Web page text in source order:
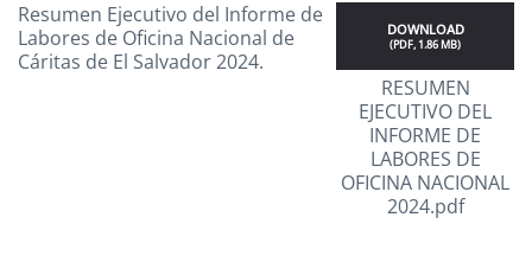
DOWNLOAD
(PDF, 1.86 MB)
RESUMEN
EJECUTIVO DEL
INFORME DE
LABORES DE
OFICINA NACIONAL
2024.pdf
Resumen Ejecutivo del Informe de
Labores de Oficina Nacional de
Cáritas de El Salvador 2024.